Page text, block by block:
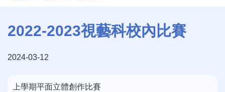
連
2022-2023視藝科校內比賽
2024-03-12
上學期平面立體創作比賽